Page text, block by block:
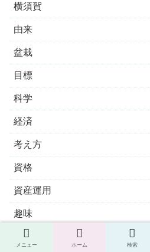
横須賀
由来
盆栽
目標
科学
経済
考え方
資格
資産運用
趣味
メニュー ホーム 検索